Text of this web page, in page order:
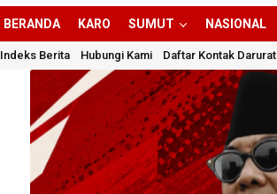
BERANDA KARO SUMUT NASIONAL
Indeks Berita Hubungi Kami Daftar Kontak Darurat